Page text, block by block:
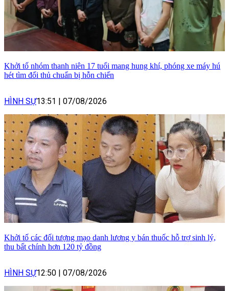
Khởi tố nhóm thanh niên 17 tuổi mang hung khí, phóng xe máy hú
hét tìm đối thủ chuẩn bị hỗn chiến
HÌNH SỰ13:51 | 07/08/2026
Khởi tố các đối tượng mạo danh lương y bán thuốc hỗ trợ sinh lý,
thu bất chính hơn 120 tỷ đồng
HÌNH SỰ12:50 07/08/2026